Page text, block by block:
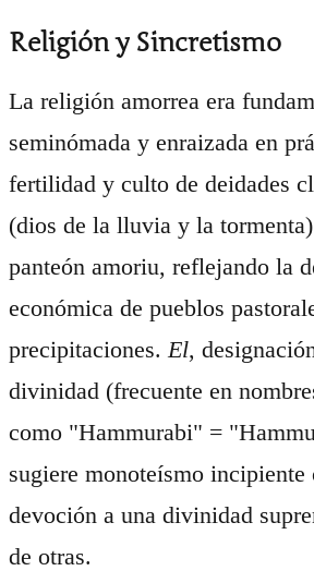
Religión y Sincretismo
La religión amorrea era
seminómada y enraizada en
fertilidad y culto de deidades
(dios de la lluvia y la
panteón amoriu, reflejando la
económica de pueblos
precipitaciones. El,
divinidad (frecuente en
como "Hammurabi" =
sugiere monoteísmo
devoción a una divinidad
de otras.